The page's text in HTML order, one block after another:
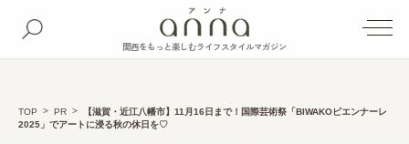
関西をもっと楽しむライフスタイルマガジン
TOP PR
【滋賀・近江八幡市】11月16日まで！国際芸術祭「BIWAKOビエンナーレ
2025」でアートに浸る秋の休日を♡